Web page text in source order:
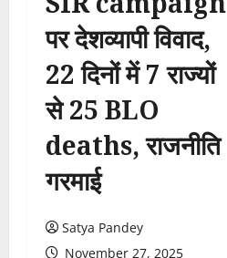
पर देशव्यापी विवाद,
22 दिनों में 7 राज्यों
से 25 BLO
deaths, राजनीति
गरमाई
Satya Pandey
November 27, 2025